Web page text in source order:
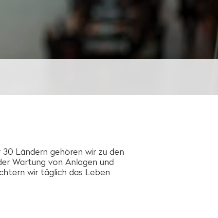
Ländern gehören wir zu den
Wartung von Anlagen und
wir täglich das Leben